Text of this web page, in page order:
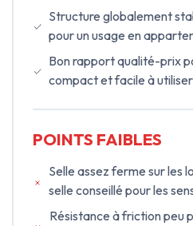
Structure globalement
pour un usage en
Bon rapport qualité-prix
compact et facile à
POINTS FAIBLES
Selle assez ferme sur les
selle conseillé pour les
Résistance à friction peu